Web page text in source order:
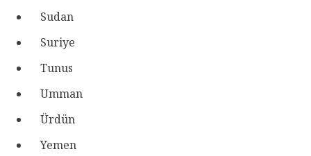
Sudan
Suriye
Tunus
Umman
Ürdün
Yemen